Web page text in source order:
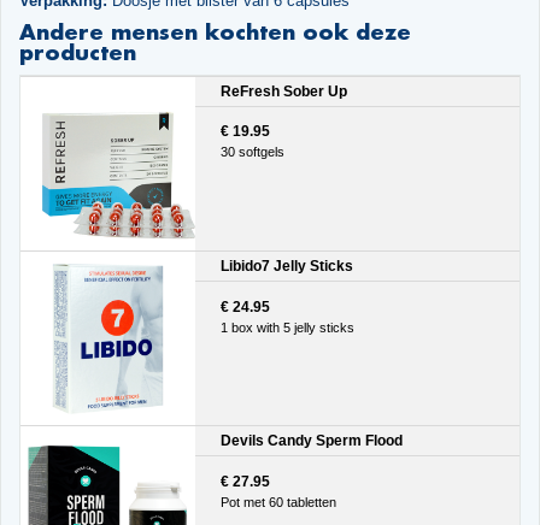
Andere mensen kochten ook deze
producten
ReFresh Sober Up
€ 19.95
30 softgels
Libido7 Jelly Sticks
€ 24.95
1 box with 5 jelly sticks
Devils Candy Sperm Flood
€ 27.95
Pot met 60 tabletten